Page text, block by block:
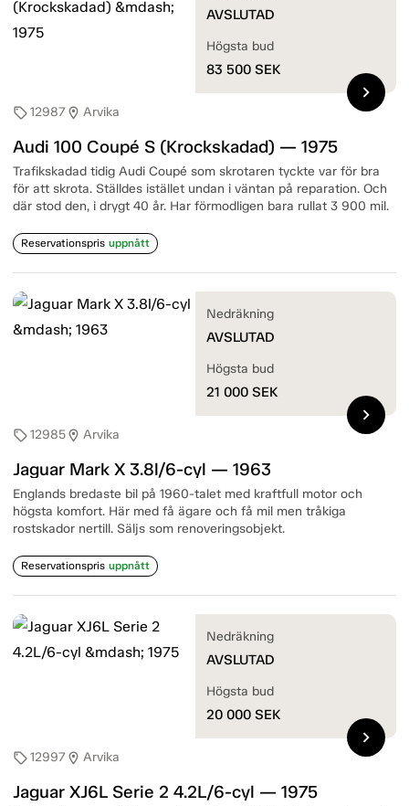
sell12987location_on Arvika
Audi 100 Coupé S (Krockskadad) — 1975
Trafikskadad tidig Audi Coupé som skrotaren tyckte var för bra
för att skrota. Ställdes istället undan i väntan på reparation. Och
där stod den, i drygt 40 år. Har förmodligen bara rullat 3 900 mil.
Reservationspris uppnått
AVSLUTAD
Högsta bud
83 500 SEK
chevron_right
sell12985location_on Arvika
Jaguar Mark X 3.8l/6-cyl — 1963
Englands bredaste bil på 1960-talet med kraftfull motor och
högsta komfort. Här med få ägare och få mil men tråkiga
rostskador nertill. Säljs som renoveringsobjekt.
Reservationspris uppnått
Nedräkning
AVSLUTAD
Högsta bud
21 000 SEK
chevron_right
sell12997location_on Arvika
Jaguar XJ6L Serie 2 4.2L/6-cyl — 1975
Nedräkning
AVSLUTAD
Högsta bud
20 000 SEK
chevron_right